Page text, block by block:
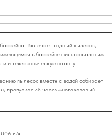
Включает водный пылесос,
в бассейне фильтровальным
и телескопическую штангу.
пылесос вместе с водой собирает
пропуская её через многоразовый
л/ч